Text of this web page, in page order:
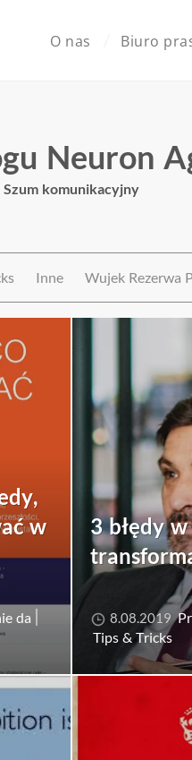
O nas Biuro
Neuron
Szum komunikacyjny
Inne Wujek Rezerwa
w
da
3 błędy
8.08.2019
Tips & Tricks